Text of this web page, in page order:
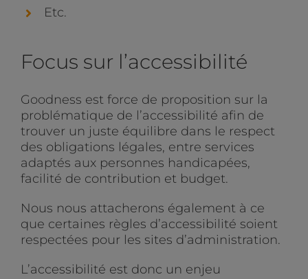
Etc.
Focus sur l’accessibilité
Goodness est force de proposition sur la
problématique de l’accessibilité afin de
trouver un juste équilibre dans le respect
des obligations légales, entre services
adaptés aux personnes handicapées,
facilité de contribution et budget.
Nous nous attacherons également à ce
que certaines règles d’accessibilité soient
respectées pour les sites d’administration.
L’accessibilité est donc un enjeu